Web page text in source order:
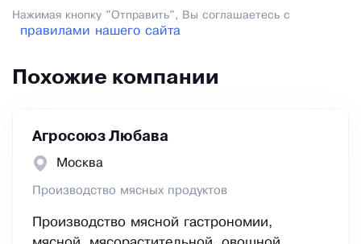
Нажимая кнопку "Отправить", Вы соглашаетесь с
правилами нашего сайта
Похожие компании
Агросоюз Любава
Москва
Производство мясных продуктов
Производство мясной гастрономии,